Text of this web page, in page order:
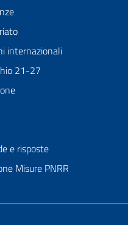
internazionali
21-27
e risposte
Misure PNRR